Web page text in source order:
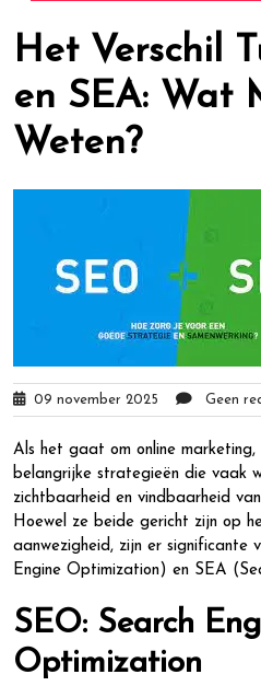
Het Verschil
en SEA: Wat
Weten?
09 november 2025 Geen
Als het gaat om online
belangrijke strategieën die vaak
zichtbaarheid en vindbaarheid
Hoewel ze beide gericht zijn op
aanwezigheid, zijn er significante
Engine Optimization) en SEA
SEO: Search
Optimization